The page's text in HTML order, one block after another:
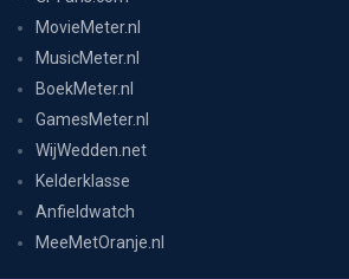
MovieMeter.nl
MusicMeter.nl
BoekMeter.nl
GamesMeter.nl
WijWedden.net
Kelderklasse
Anfieldwatch
MeeMetOranje.nl